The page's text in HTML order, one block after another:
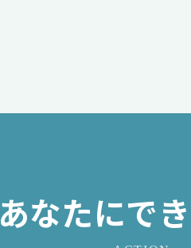
あなたにで